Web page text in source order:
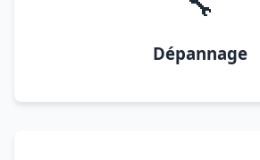
Dépannage